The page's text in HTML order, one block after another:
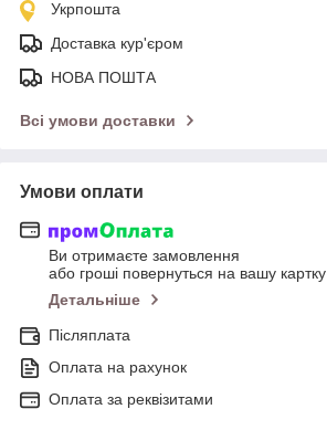
Укрпошта
Доставка кур'єром
НОВА ПОШТА
Всі умови доставки
Умови оплати
Ви отримаєте замовлення
або гроші повернуться на вашу картку
Детальніше
Післяплата
Оплата на рахунок
Оплата за реквізитами